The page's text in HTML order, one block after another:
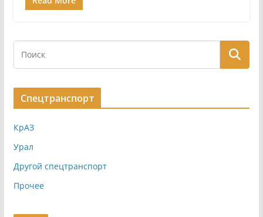
Спецтранспорт
КрАЗ
Урал
Другой спецтранспорт
Прочее